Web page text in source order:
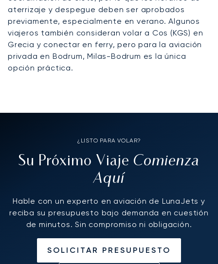
aterrizaje y despegue deben ser aprobados
previamente, especialmente en verano. Algunos
viajeros también consideran volar a Cos (KGS) en
Grecia y conectar en ferry, pero para la aviación
privada en Bodrum, Milas-Bodrum es la única
opción práctica.
¿LISTO PARA VOLAR?
Su Próximo Viaje Comienza
Aquí
Hable con un experto en aviación de LunaJets y
reciba su presupuesto bajo demanda en cuestión
de minutos. Sin compromiso ni obligación.
SOLICITAR PRESUPUESTO